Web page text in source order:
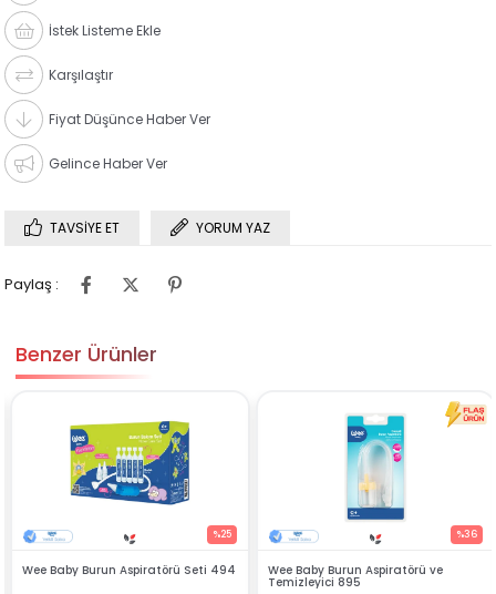
İstek Listeme Ekle
Karşılaştır
Fiyat Düşünce Haber Ver
Gelince Haber Ver
TAVSIYE ET YORUM YAZ
Paylaş :
Benzer Ürünler
%25
Wee Baby Burun Aspiratörü Seti 494
%36
Wee Baby Burun Aspiratörü ve
Temizleyici 895